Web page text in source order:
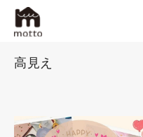
高見え